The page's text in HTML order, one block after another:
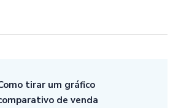
tirar um gráfico
de venda